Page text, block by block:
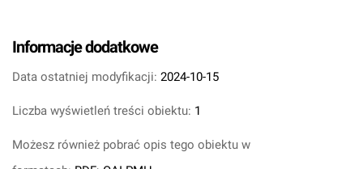
Informacje dodatkowe
Data ostatniej modyfikacji: 2024-10-15
Liczba wyświetleń treści obiektu: 1
Możesz również pobrać opis tego obiektu w